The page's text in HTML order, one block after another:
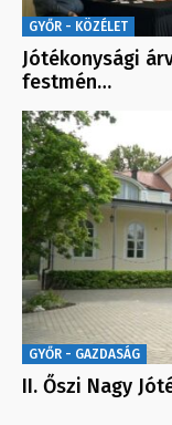
GYŐR - KÖZÉLET
Jótékonysági
festmén…
GYŐR - GAZDASÁG
II. Őszi Nagy